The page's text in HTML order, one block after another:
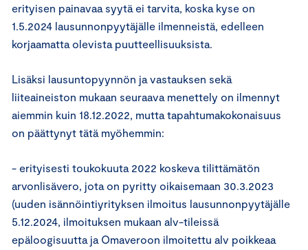
erityisen painavaa syytä ei tarvita, koska kyse on
1.5.2024 lausunnonpyytäjälle ilmenneistä, edelleen
korjaamatta olevista puutteellisuuksista.
Lisäksi lausuntopyynnön ja vastauksen sekä
liiteaineiston mukaan seuraava menettely on ilmennyt
aiemmin kuin 18.12.2022, mutta tapahtumakokonaisuus
on päättynyt tätä myöhemmin:
- erityisesti toukokuuta 2022 koskeva tilittämätön
arvonlisävero, jota on pyritty oikaisemaan 30.3.2023
(uuden isännöintiyrityksen ilmoitus lausunnonpyytäjälle
5.12.2024, ilmoituksen mukaan alv-tileissä
epäloogisuutta ja Omaveroon ilmoitettu alv poikkeaa